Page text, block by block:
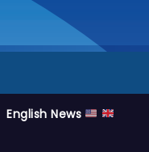
English News